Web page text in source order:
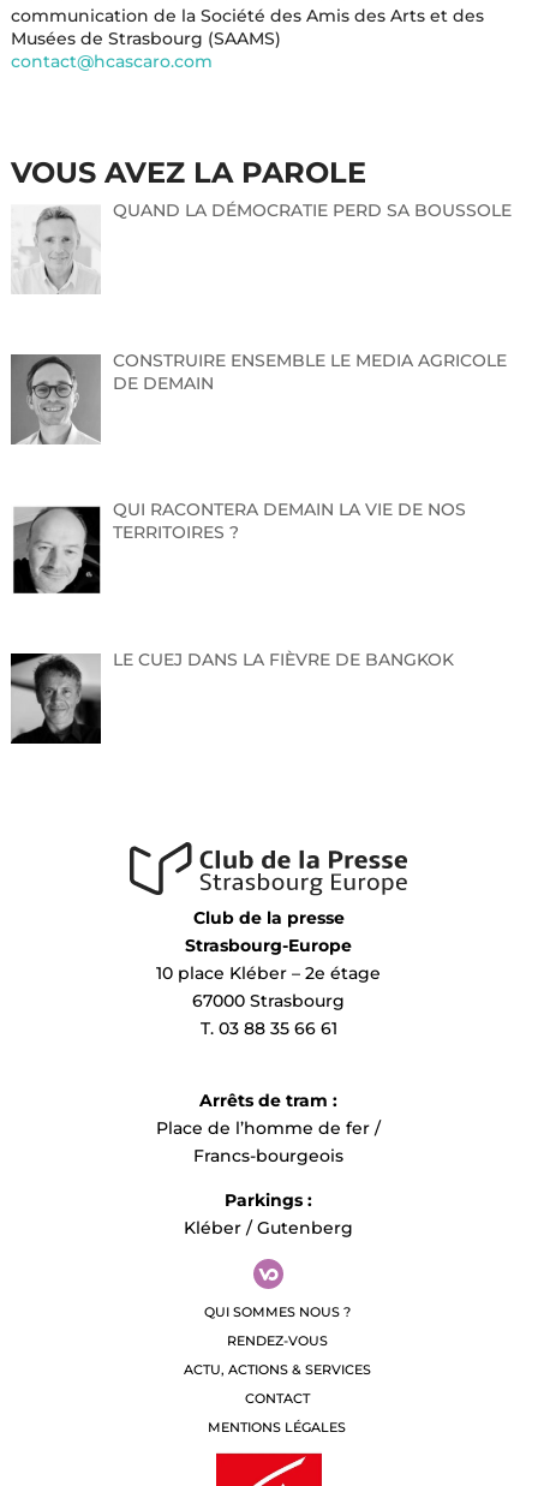
communication de la Société des Amis des Arts et des
Musées de Strasbourg (SAAMS)
contact@hcascaro.com
VOUS AVEZ LA PAROLE
QUAND LA DÉMOCRATIE PERD SA BOUSSOLE
CONSTRUIRE ENSEMBLE LE MEDIA AGRICOLE
DE DEMAIN
QUI RACONTERA DEMAIN LA VIE DE NOS
TERRITOIRES ?
LE CUEJ DANS LA FIÈVRE DE BANGKOK
Club de la presse
Strasbourg-Europe
10 place Kléber – 2e étage
67000 Strasbourg
T. 03 88 35 66 61
Arrêts de tram :
Place de l’homme de fer /
Francs-bourgeois
Parkings :
Kléber / Gutenberg
QUI SOMMES NOUS ?
RENDEZ-VOUS
ACTU, ACTIONS & SERVICES
CONTACT
MENTIONS LÉGALES